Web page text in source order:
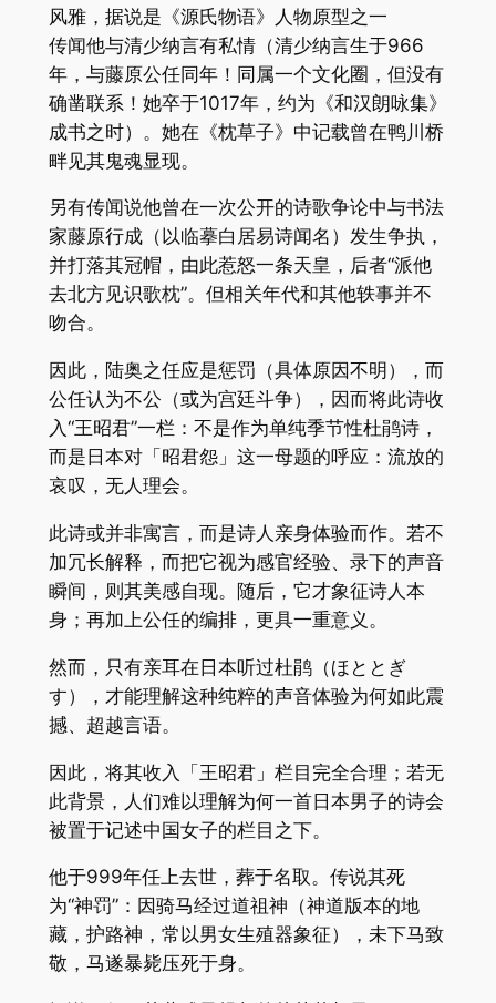
风雅，据说是《源氏物语》人物原型之一
传闻他与清少纳言有私情（清少纳言生于966
年，与藤原公任同年！同属一个文化圈，但没有
确凿联系！她卒于1017年，约为《和汉朗咏集》
成书之时）。她在《枕草子》中记载曾在鸭川桥
畔见其鬼魂显现。
另有传闻说他曾在一次公开的诗歌争论中与书法
家藤原行成（以临摹白居易诗闻名）发生争执，
并打落其冠帽，由此惹怒一条天皇，后者“派他
去北方见识歌枕”。但相关年代和其他轶事并不
吻合。
因此，陆奥之任应是惩罚（具体原因不明），而
公任认为不公（或为宫廷斗争），因而将此诗收
入“王昭君”一栏：不是作为单纯季节性杜鹃诗，
而是日本对「昭君怨」这一母题的呼应：流放的
哀叹，无人理会。
此诗或并非寓言，而是诗人亲身体验而作。若不
加冗长解释，而把它视为感官经验、录下的声音
瞬间，则其美感自现。随后，它才象征诗人本
身；再加上公任的编排，更具一重意义。
然而，只有亲耳在日本听过杜鹃（ほととぎ
す），才能理解这种纯粹的声音体验为何如此震
撼、超越言语。
因此，将其收入「王昭君」栏目完全合理；若无
此背景，人们难以理解为何一首日本男子的诗会
被置于记述中国女子的栏目之下。
他于999年任上去世，葬于名取。传说其死
为“神罚”：因骑马经过道祖神（神道版本的地
藏，护路神，常以男女生殖器象征），未下马致
敬，马遂暴毙压死于身。